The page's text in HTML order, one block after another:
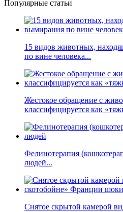
Популярные статьи
15 видов животных,
по вине человека...
Жестокое обращение с
классифицируется как
Фелинотерапия
людей...
Снятое скрытой камерой